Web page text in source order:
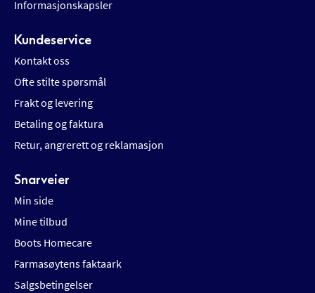
Informasjonskapsler
Kundeservice
Kontakt oss
Ofte stilte spørsmål
Frakt og levering
Betaling og faktura
Retur, angrerett og reklamasjon
Snarveier
Min side
Mine tilbud
Boots Homecare
Farmasøytens faktaark
Salgsbetingelser